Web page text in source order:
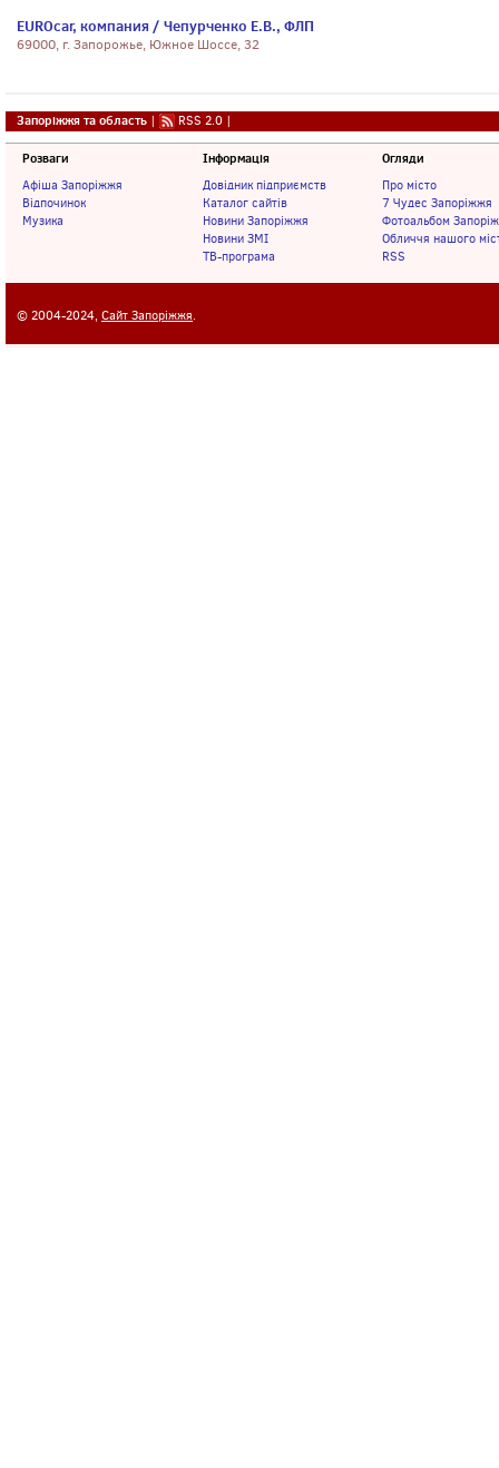
EUROcar, компания / Чепурченко Е.В., ФЛП
69000, г. Запорожье, Южное Шоссе, 32
Запоріжжя та область | RSS 2.0 |
Розваги
Афіша Запоріжжя
Відпочинок
Музика
Інформація
Довідник підприємств
Каталог сайтів
Новини Запоріжжя
Новини ЗМІ
ТВ-програма
Огляди
Про місто
7 Чудес Запоріжжя
Фотоальбом
Обличчя нашого
RSS
© 2004-2024, Сайт Запоріжжя.